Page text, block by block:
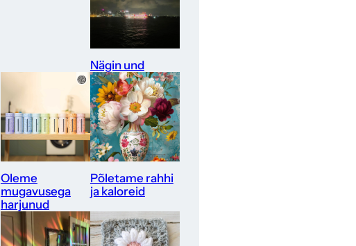
Nägin und
Oleme
mugavusega
harjunud
Põletame rahhi
ja kaloreid